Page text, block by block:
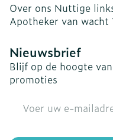
Over ons Nuttige
Apotheker van wacht
Nieuwsbrief
Blijf op de hoogte
promoties